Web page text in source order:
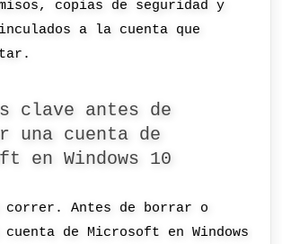
copias de seguridad y
a la cuenta que
clave antes de
una cuenta de
en Windows 10
correr. Antes de borrar o
cuenta de Microsoft en Windows